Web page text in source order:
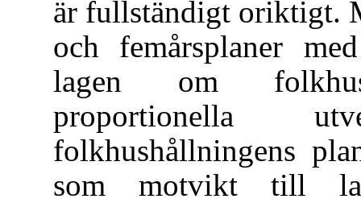
är fullständigt oriktigt.
och femårsplaner
lagen om
proportionella
folkhushållningens
som motvikt till